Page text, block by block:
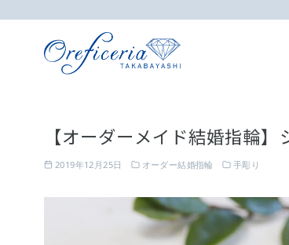
【オーダーメイド結婚指輪
2019年12月25日 オーダー結婚指輪 手彫り